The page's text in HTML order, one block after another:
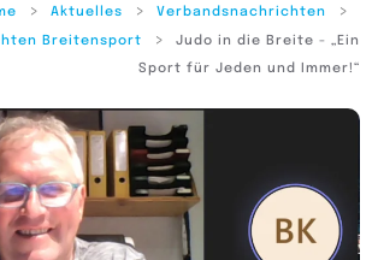
Aktuelles
Verbandsnachrichten
Breitensport
Judo in die Breite - „Ein
Sport für Jeden und Immer!“